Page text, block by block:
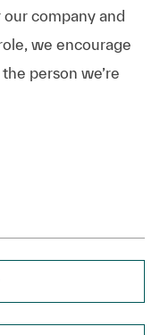
company and
we encourage
person we’re